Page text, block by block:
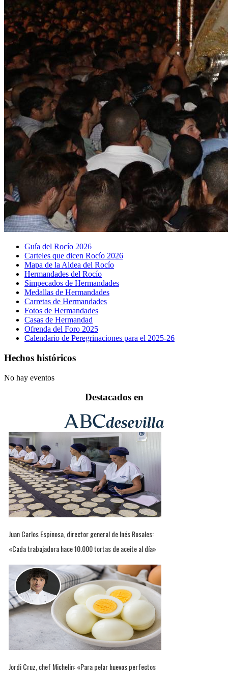
Guía del Rocío 2026
Carteles que dicen Rocío 2026
Mapa de la Aldea del Rocío
Hermandades del Rocío
Simpecados de Hermandades
Medallas de Hermandades
Carretas de Hermandades
Fotos de Hermandades
Casas de Hermandad
Ofrenda del Foro 2025
Calendario de Peregrinaciones para el 2025-26
Hechos históricos
No hay eventos
Destacados en
Juan Carlos Espinosa, director general de Inés Rosales:
«Cada trabajadora hace 10.000 tortas de aceite al día»
Jordi Cruz, chef Michelin: «Para pelar huevos perfectos